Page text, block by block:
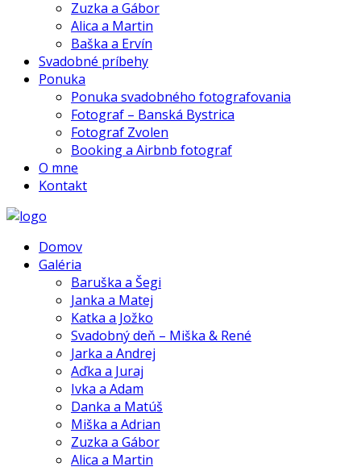
Zuzka a Gábor
Alica a Martin
Baška a Ervín
Svadobné príbehy
Ponuka
Ponuka svadobného fotografovania
Fotograf – Banská Bystrica
Fotograf Zvolen
Booking a Airbnb fotograf
O mne
Kontakt
Domov
Galéria
Baruška a Šegi
Janka a Matej
Katka a Jožko
Svadobný deň – Miška & René
Jarka a Andrej
Aďka a Juraj
Ivka a Adam
Danka a Matúš
Miška a Adrian
Zuzka a Gábor
Alica a Martin